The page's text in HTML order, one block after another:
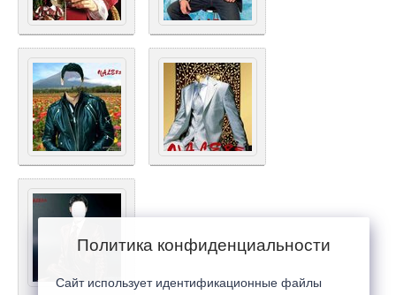
Политика конфиденциальности
Сайт использует идентификационные файлы